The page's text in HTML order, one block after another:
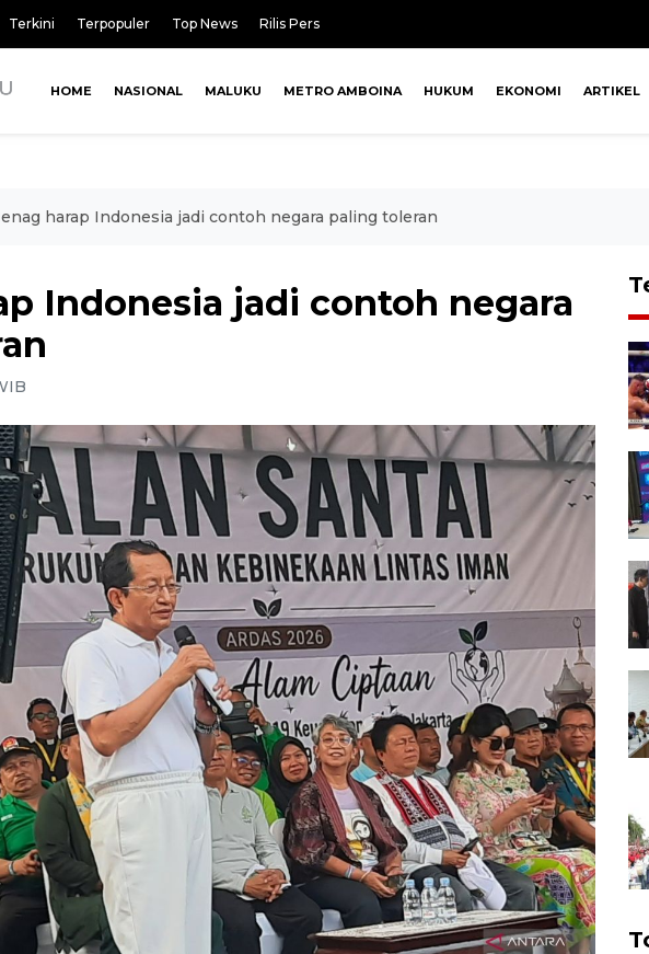
Terkini Terpopuler Top News Rilis Pers
HOME NASIONAL MALUKU METRO AMBOINA HUKUM EKONOMI ARTIKEL
harap Indonesia jadi contoh negara paling toleran
Indonesia jadi contoh negara